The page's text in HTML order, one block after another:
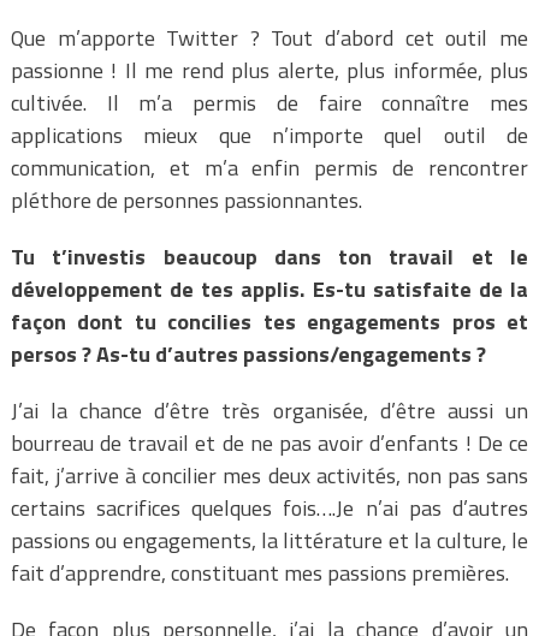
Que m’apporte Twitter ? Tout d’abord cet outil me
passionne ! Il me rend plus alerte, plus informée, plus
cultivée. Il m’a permis de faire connaître mes
applications mieux que n’importe quel outil de
communication, et m’a enfin permis de rencontrer
pléthore de personnes passionnantes.
Tu t’investis beaucoup dans ton travail et le
développement de tes applis. Es-tu satisfaite de la
façon dont tu concilies tes engagements pros et
persos ? As-tu d’autres passions/engagements ?
J’ai la chance d’être très organisée, d’être aussi un
bourreau de travail et de ne pas avoir d’enfants ! De ce
fait, j’arrive à concilier mes deux activités, non pas sans
certains sacrifices quelques fois….Je n’ai pas d’autres
passions ou engagements, la littérature et la culture, le
fait d’apprendre, constituant mes passions premières.